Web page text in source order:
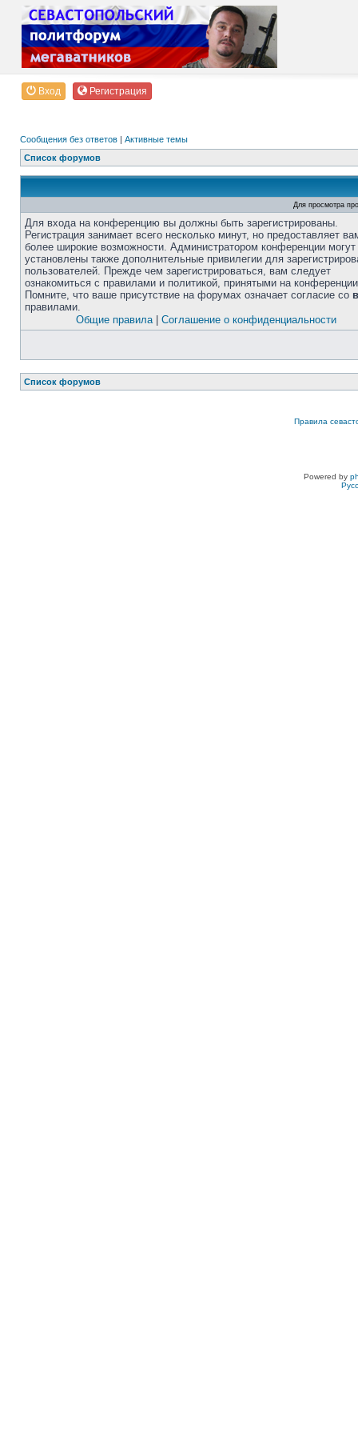
Вход Регистрация
Сообщения без ответов | Активные темы
Список форумов
Для просмотра
Для входа на конференцию вы должны быть зарегистрированы.
Регистрация занимает всего несколько минут, но предоставляет
более широкие возможности. Администратором конференции
установлены также дополнительные привилегии для
пользователей. Прежде чем зарегистрироваться, вам следует
ознакомиться с правилами и политикой, принятыми на
Помните, что ваше присутствие на форумах означает согласие со
правилами.
Общие правила| Соглашение о конфиденциальности
Список форумов
Правила
Powered by